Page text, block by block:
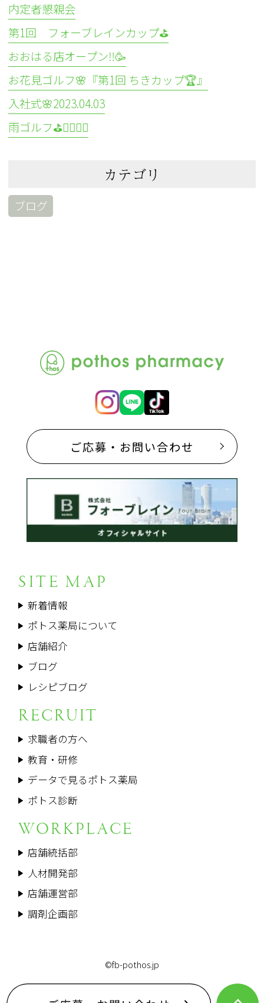
内定者懇親会
第1回 フォーブレインカップ⛳
おおはる店オープン‼️🥳
お花見ゴルフ🌸『第1回 ちきカップ🏆』
入社式🌸2023.04.03
雨ゴルフ⛳🏌️‍♀️🏌️‍♂️
カテゴリ
ブログ
ご応募・お問い合わせ
SITE MAP
新着情報
ポトス薬局について
店舗紹介
ブログ
レシピブログ
RECRUIT
求職者の方へ
教育・研修
データで見るポトス薬局
ポトス診断
WORKPLACE
店舗統括部
人材開発部
店舗運営部
調剤企画部
©fb-pothos.jp